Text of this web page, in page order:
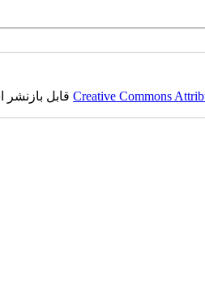
Creative Commonsقابل